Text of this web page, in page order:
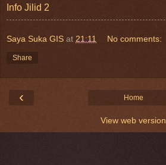
Info Jilid 2
Saya Suka GIS at 21:11 No comments:
Share
‹ Home
View web version